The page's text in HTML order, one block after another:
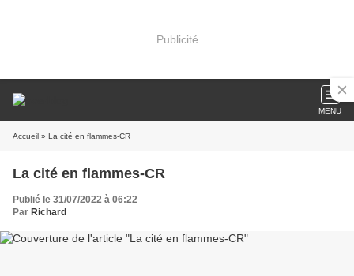
Publicité
MENU
Accueil » La cité en flammes-CR
La cité en flammes-CR
Publié le 31/07/2022 à 06:22
Par Richard